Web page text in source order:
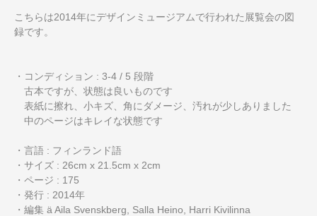
こちらは2014年にデザインミュージアムで行われた展覧会の図
録です。
・コンディション : 3-4 / 5 段階
古本ですが、状態は良いものです
表紙に擦れ、小キズ、角にダメージ、汚れが少しありました
中のページはキレイな状態です
・言語 : フィンランド語
・サイズ : 26cm x 21.5cm x 2cm
・ページ : 175
・発行 : 2014年
・編集 ä Aila Svenskberg, Salla Heino, Harri Kivilinna